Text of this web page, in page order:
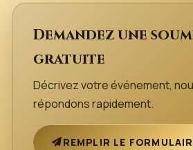
Demandez une
gratuite
Décrivez votre événement,
répondons rapidement.
REMPLIR LE